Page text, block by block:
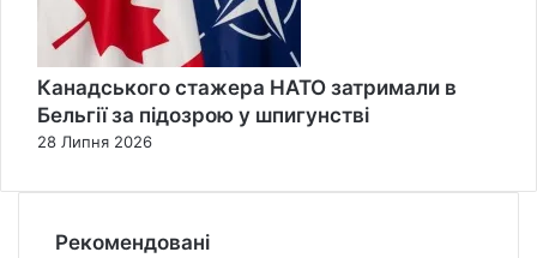
Канадського стажера НАТО затримали в
Бельгії за підозрою у шпигунстві
28 Липня 2026
Рекомендовані